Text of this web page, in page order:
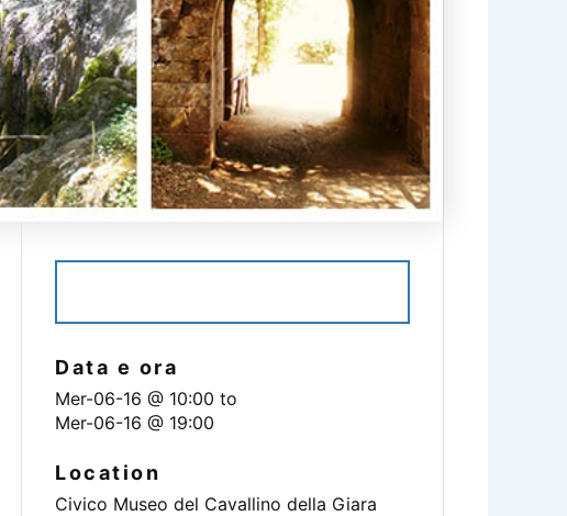
Data e ora
Mer-06-16 @ 10:00to
Mer-06-16 @ 19:00
Location
Civico Museo del Cavallino della Giara